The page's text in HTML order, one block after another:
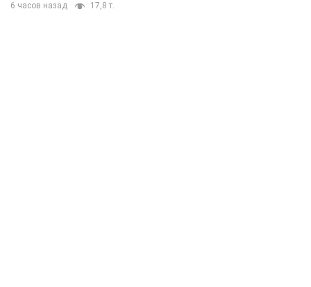
6 часов назад 17,8 т.